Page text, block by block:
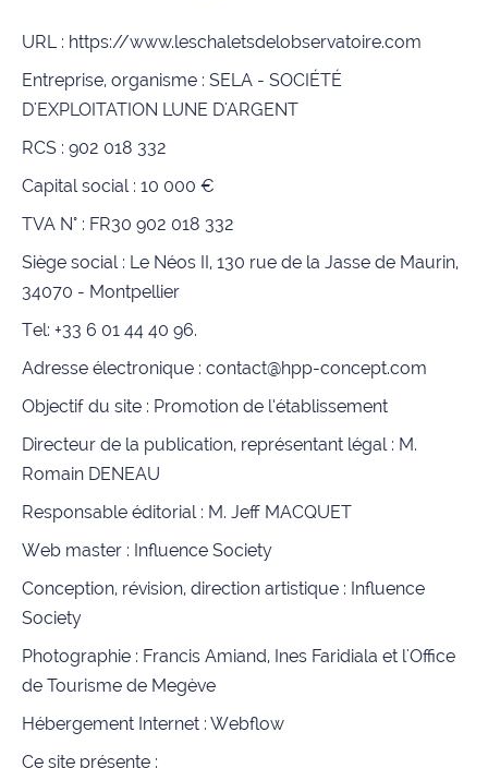
URL : https://www.leschaletsdelobservatoire.com
Entreprise, organisme : SELA - SOCIÉTÉ
D'EXPLOITATION LUNE D'ARGENT
RCS : 902 018 332
Capital social : 10 000 €
TVA N° : FR30 902 018 332
Siège social : Le Néos II, 130 rue de la Jasse de Maurin,
34070 - Montpellier
Tel: +33 6 01 44 40 96.
Adresse électronique : contact@hpp-concept.com
Objectif du site : Promotion de l’établissement
Directeur de la publication, représentant légal : M.
Romain DENEAU
Responsable éditorial : M. Jeff MACQUET
Web master : Influence Society
Conception, révision, direction artistique : Influence
Society
Photographie : Francis Amiand, Ines Faridiala et l'Office
de Tourisme de Megève
Hébergement Internet : Webflow
Ce site présente :